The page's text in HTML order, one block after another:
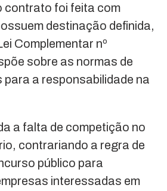
contrato foi feita com
destinação definida,
Complementar nº
sobre as normas de
para a responsabilidade na
a falta de competição no
contrariando a regra de
público para
interessadas em